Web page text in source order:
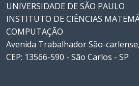
UNIVERSIDADE DE SÃO PAULO
INSTITUTO DE CIÊNCIAS
COMPUTAÇÃO
Avenida Trabalhador São-
CEP: 13566-590 - São Carlos - SP